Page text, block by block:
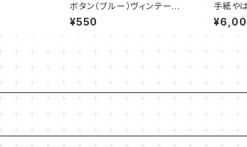
ボタン（ブルー）ヴィンテージa
1950
¥550
手紙や
スタイル